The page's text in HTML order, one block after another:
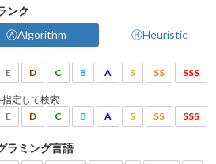
ンク
ⒶAlgorithm
ⒽHeuristic
E D C B A S SS SSS
指定して検索
E D C B A S SS SSS
ラミング言語